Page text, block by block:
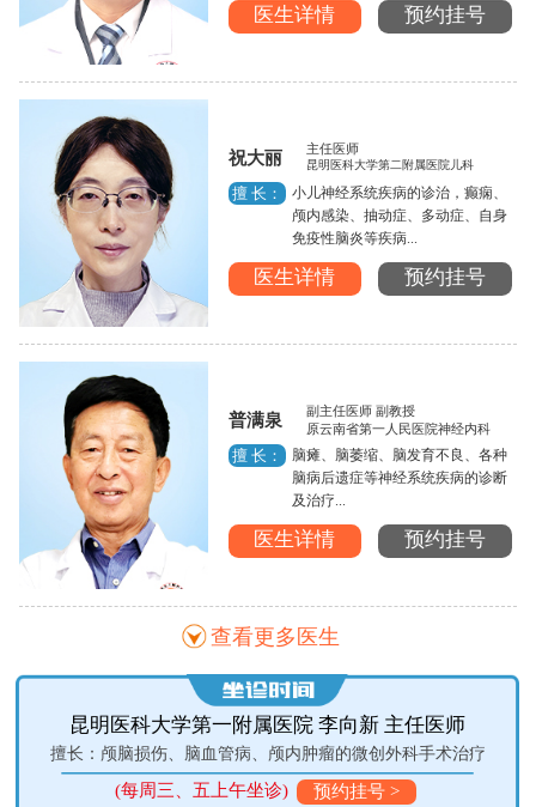
医生详情 预约挂号
祝大丽 主任医师
昆明医科大学第二附属医院儿科
擅 长：
小儿神经系统疾病的诊治，癫痫、
颅内感染、抽动症、多动症、自身
免疫性脑炎等疾病...
医生详情 预约挂号
普满泉
副主任医师 副教授
原云南省第一人民医院神经内科
擅 长：
脑瘫、脑萎缩、脑发育不良、各种
脑病后遗症等神经系统疾病的诊断
及治疗...
医生详情 预约挂号
查看更多医生
昆明医科大学第一附属医院 王伟民 教授
擅长：垂体腺瘤、颅脑肿瘤、脊髓病变、颅脑损伤、脑血管病
(每周二、四上午坐诊) 预约挂号 >